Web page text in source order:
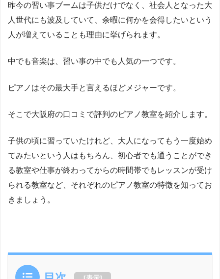
昨今の習い事ブームは子供だけでなく、社会人となった大
人世代にも波及していて、余暇に何かを会得したいという
人が増えていることも理由に挙げられます。
中でも音楽は、習い事の中でも人気の一つです。
ピアノはその最大手と言えるほどメジャーです。
そこで大阪府の口コミで評判のピアノ教室を紹介します。
子供の頃に習っていたけれど、大人になってもう一度始め
てみたいという人はもちろん、初心者でも通うことができ
る教室や仕事が終わってからの時間帯でもレッスンが受け
られる教室など、それぞれのピアノ教室の特徴を知ってお
きましょう。